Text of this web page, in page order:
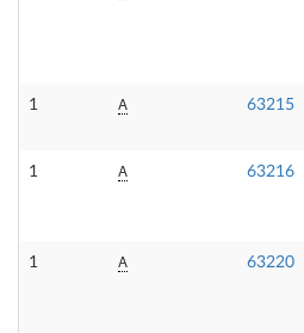
1 A 63215
1 A 63216
1 A 63220